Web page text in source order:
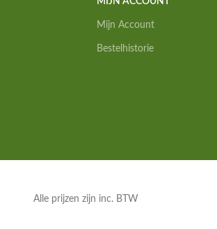
Mijn Account
Bestelhistorie
Alle prijzen zijn inc. BTW